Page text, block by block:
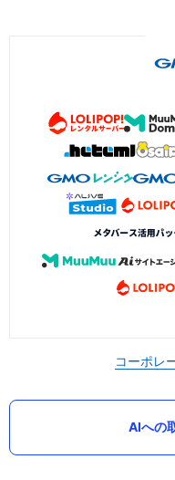
コーポレ
AIへの